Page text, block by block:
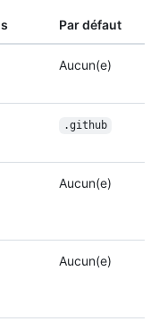
Par défaut
Aucun(e)
.github
Aucun(e)
Aucun(e)